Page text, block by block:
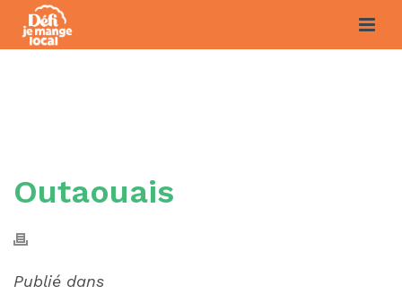
Outaouais
Publié dans